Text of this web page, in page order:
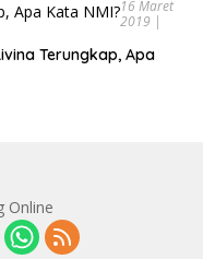
16 Maret
2019 |
Terungkap, Apa